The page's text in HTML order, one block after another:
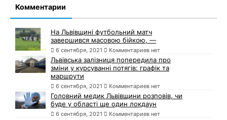
Комментарии
На Львівщині футбольний матч
завершився масовою бійкою, —
6 сентября, 2021 Комментариев нет
Львівська залізниця попередила про
зміни у курсуванні потягів: графік та
маршрути
6 сентября, 2021 Комментариев нет
Головний медик Львівщини розповів, чи
буде у області ще один локдаун
6 сентября, 2021 Комментариев нет